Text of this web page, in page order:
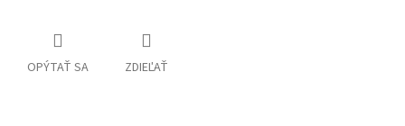
OPÝTAŤ SA ZDIEĽAŤ